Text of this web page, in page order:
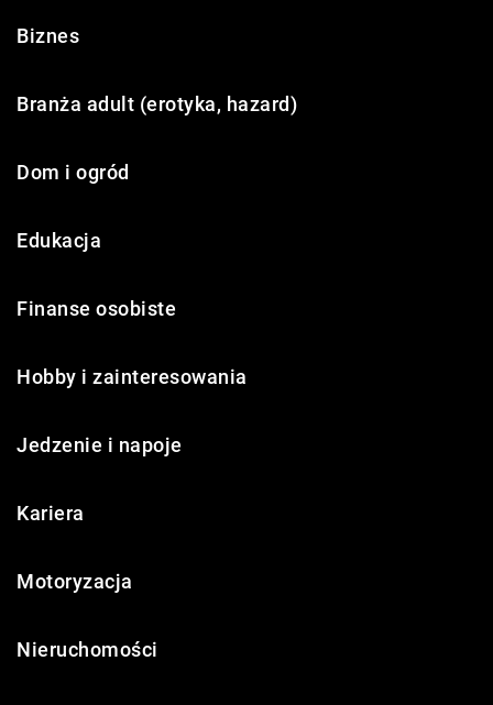
Biznes
Branża adult (erotyka, hazard)
Dom i ogród
Edukacja
Finanse osobiste
Hobby i zainteresowania
Jedzenie i napoje
Kariera
Motoryzacja
Nieruchomości